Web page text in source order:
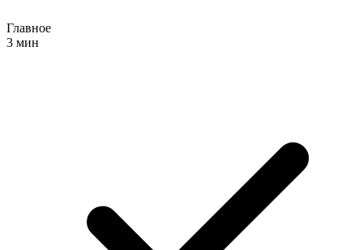
Главное
3 мин